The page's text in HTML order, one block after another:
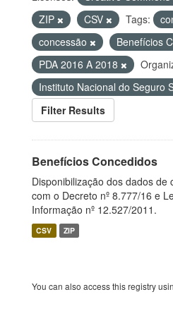
ZIP
CSV Tags:
concessão
Benefícios
PDA 2016 A 2018
Instituto Nacional do Seguro
Filter Results
Benefícios Concedidos
Disponibilização dos dados de
com o Decreto nº 8.777/16 e
Informação nº 12.527/2011.
CSV ZIP
You can also access this registry